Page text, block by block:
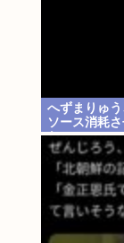
へずまりゅ
ソース消耗
な